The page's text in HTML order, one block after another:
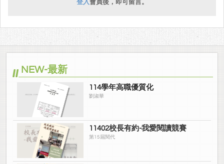
登入會員後，即可留言。
NEW-最新
114學年高職優質化
劉淑華
11402校長有約-我愛閱讀競賽
第15屆閱代